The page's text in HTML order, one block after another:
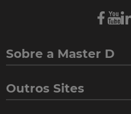
Sobre a Master D
Outros Sites